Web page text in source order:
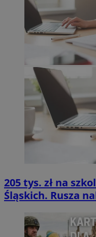
205 tys. zł na
Śląskich. Rusza